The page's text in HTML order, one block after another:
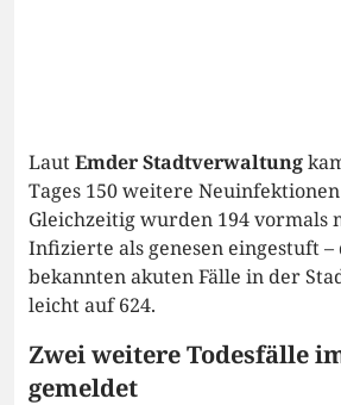
LautEmder Stadtverwaltung
Tages 150 weitere
Gleichzeitig wurden 194 vormals
Infizierte als genesen eingestuft –
bekannten akuten Fälle in der
leicht auf 624.
Zwei weitere Todesfälle
gemeldet